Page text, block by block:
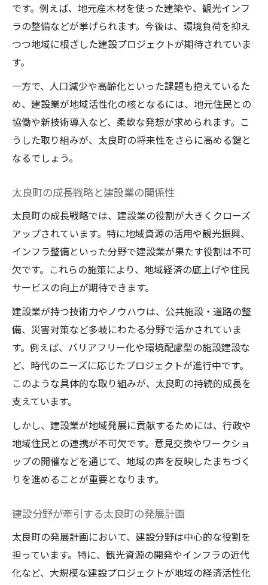
です。例えば、地元産木材を使った建築や、観光インフ
ラの整備などが挙げられます。今後は、環境負荷を抑え
つつ地域に根ざした建設プロジェクトが期待されていま
す。
一方で、人口減少や高齢化といった課題も抱えているた
め、建設業が地域活性化の核となるには、地元住民との
協働や新技術導入など、柔軟な発想が求められます。こ
うした取り組みが、太良町の将来性をさらに高める鍵と
なるでしょう。
太良町の成長戦略と建設業の関係性
太良町の成長戦略では、建設業の役割が大きくクローズ
アップされています。特に地域資源の活用や観光振興、
インフラ整備といった分野で建設業が果たす役割は不可
欠です。これらの施策により、地域経済の底上げや住民
サービスの向上が期待できます。
建設業が持つ技術力やノウハウは、公共施設・道路の整
備、災害対策など多岐にわたる分野で活かされていま
す。例えば、バリアフリー化や環境配慮型の施設建設な
ど、時代のニーズに応じたプロジェクトが進行中です。
このような具体的な取り組みが、太良町の持続的成長を
支えています。
しかし、建設業が地域発展に貢献するためには、行政や
地域住民との連携が不可欠です。意見交換やワークショ
ップの開催などを通じて、地域の声を反映したまちづく
りを進めることが重要となります。
建設分野が牽引する太良町の発展計画
太良町の発展計画において、建設分野は中心的な役割を
担っています。特に、観光資源の開発やインフラの近代
化など、大規模な建設プロジェクトが地域の経済活性化